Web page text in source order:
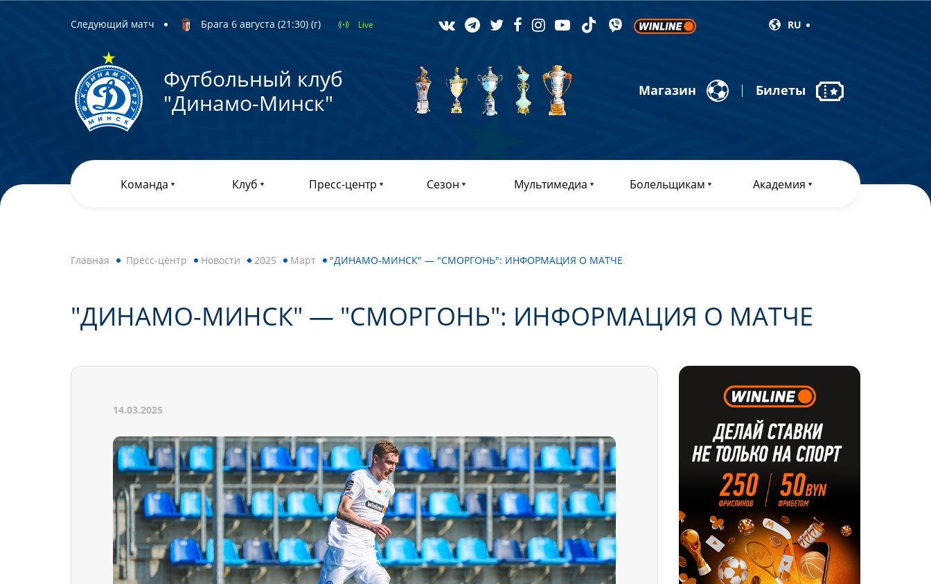
Следующий матч Брага 6 августа (21:30) (г) Live RU
Футбольный клуб
"Динамо-Минск"
Магазин Билеты
Команда Клуб Пресс-центр Сезон Мультимедиа Болельщикам Академия
Главная Пресс-центр Новости 2025 Март "ДИНАМО-МИНСК" — "СМОРГОНЬ": ИНФОРМАЦИЯ О МАТЧЕ
"ДИНАМО-МИНСК" — "СМОРГОНЬ": ИНФОРМАЦИЯ О МАТЧЕ
14.03.2025